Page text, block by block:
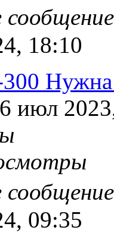
18:10
300
июл
09:35